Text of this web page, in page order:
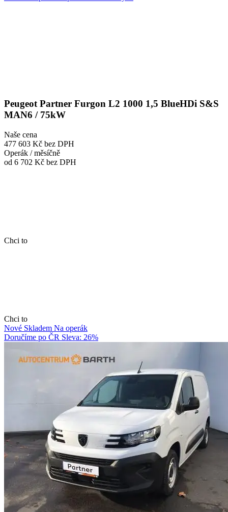
Peugeot Partner Furgon L2 1000 1,5 BlueHDi S&S
MAN6 / 75kW
Naše cena
477 603 Kč bez DPH
Operák / měsíčně
od 6 702 Kč bez DPH
Chci to
Chci to
Nové Skladem Na operák
Doručíme po ČR Sleva: 26%